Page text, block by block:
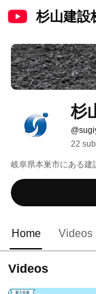
杉山建設
杉
22
岐阜県本巣市にある建
Home Videos
Videos